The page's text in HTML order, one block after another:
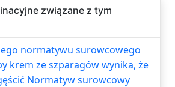
związane z tym
normatywu surowcowego
krem ze szparagów wynika, że
Normatyw surowcowy